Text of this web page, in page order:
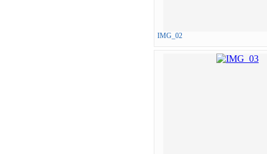
IMG_02